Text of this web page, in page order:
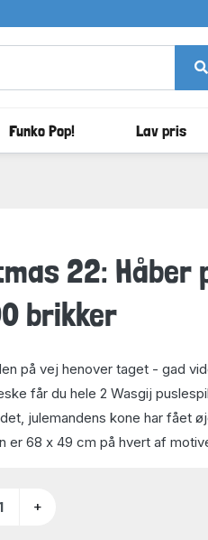
Funko Pop! Lav pris
22: Håber
brikker
på vej henover taget - gad
får du hele 2 Wasgij
julemandens kone har fået
er 68 x 49 cm på hvert af
+